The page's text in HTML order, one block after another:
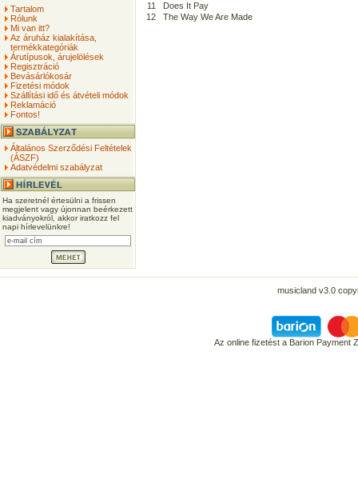
Tartalom
Rólunk
Mi van itt?
Az áruház kialakítása,
termékkategóriák
Árutípusok, árujelölések
Regisztráció
Bevásárlókosár
Fizetési módok
Szállítási idő és átvételi módok
Reklamáció
Fontos!
Általános Szerződési Feltételek
(ÁSZF)
Adatvédelmi szabályzat
Ha szeretnél értesülni a frissen
megjelent vagy újonnan beérkezett
kiadványokról, akkor iratkozz fel
napi hírlevelünkre!
11
Does It Pay
12
The Way We Are Made
musicland v3.0
Az online fizetést a Barion Payment